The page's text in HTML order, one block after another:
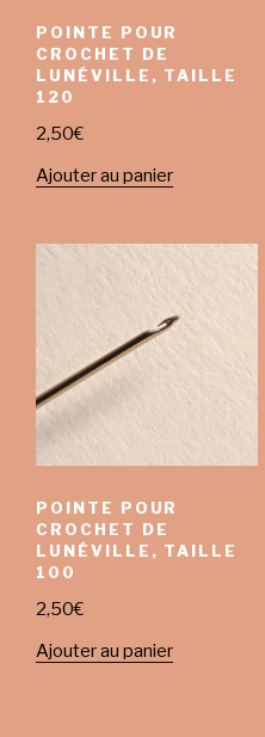
POINTE POUR
CROCHET DE
LUNÉVILLE, TAILLE
120
2,50€
Ajouter au panier
POINTE POUR
CROCHET DE
LUNÉVILLE, TAILLE
100
2,50€
Ajouter au panier